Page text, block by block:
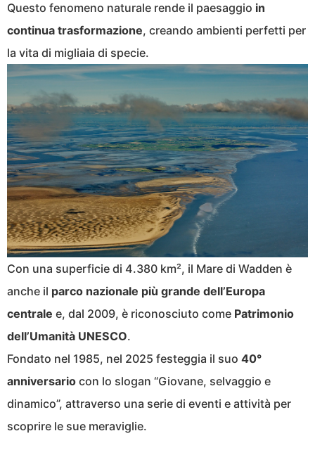
Questo fenomeno naturale rende il paesaggio in
continua trasformazione, creando ambienti perfetti per
la vita di migliaia di specie.
Con una superficie di 4.380 km², il Mare di Wadden è
anche il parco nazionale più grande dell’Europa
centrale e, dal 2009, è riconosciuto come Patrimonio
dell’Umanità UNESCO.
Fondato nel 1985, nel 2025 festeggia il suo 40°
anniversario con lo slogan “Giovane, selvaggio e
dinamico”, attraverso una serie di eventi e attività per
scoprire le sue meraviglie.